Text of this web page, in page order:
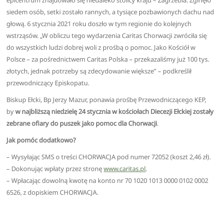
siedem osób, setki zostało rannych, a tysiące pozbawionych dachu nad
głową. 6 stycznia 2021 roku doszło w tym regionie do kolejnych
wstrząsów. „W obliczu tego wydarzenia Caritas Chorwacji zwróciła się
do wszystkich ludzi dobrej woli z prośbą o pomoc. Jako Kościół w
Polsce – za pośrednictwem Caritas Polska – przekazaliśmy już 100 tys.
złotych, jednak potrzeby są zdecydowanie większe” – podkreślił
przewodniczący Episkopatu.
Biskup Ełcki, Bp Jerzy Mazur, ponawia prośbę Przewodniczącego KEP,
byw najbliższą niedzielę 24 stycznia w kościołach Diecezji Ełckiej zostały
zebrane ofiary do puszek jako pomoc dla Chorwacji.
Jak pomóc dodatkowo?
– Wysyłając SMS o treści CHORWACJA pod numer 72052 (koszt 2,46 zł).
– Dokonując wpłaty przez stronęwww.caritas.pl.
– Wpłacając dowolną kwotę na konto nr 70 1020 1013 0000 0102 0002
6526, z dopiskiem CHORWACJA.